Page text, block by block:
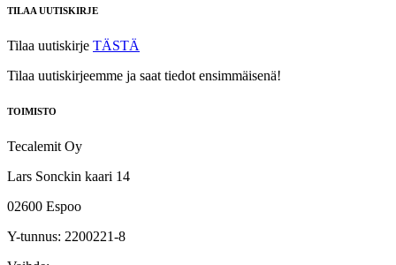
TILAA UUTISKIRJE
Tilaa uutiskirje TÄSTÄ
Tilaa uutiskirjeemme ja saat tiedot ensimmäisenä!
TOIMISTO
Tecalemit Oy
Lars Sonckin kaari 14
02600 Espoo
Y-tunnus: 2200221-8